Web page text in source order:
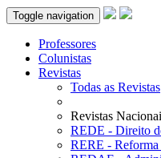
Toggle navigation
Professores
Colunistas
Revistas
Todas as Revistas
Revistas
REDE - Direito
RERE - Reforma